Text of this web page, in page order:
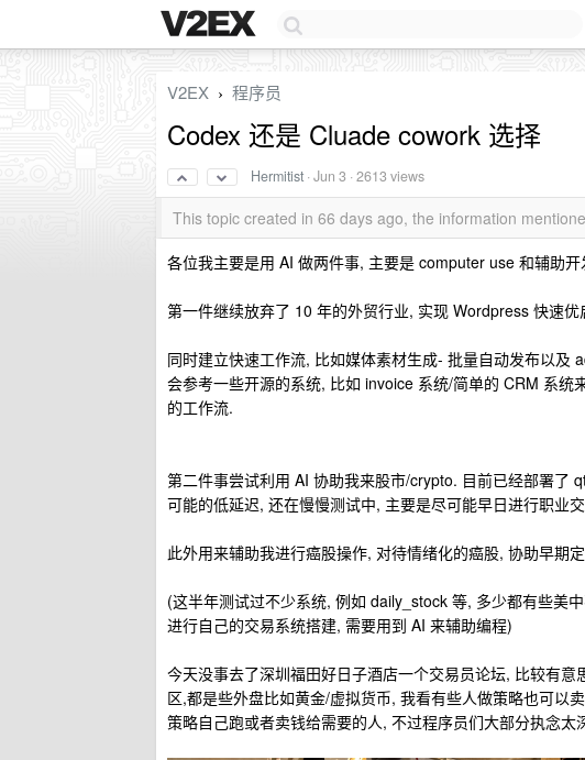
V2EX › 程序员
Codex 还是 Cluade cowork 选择
Hermitist ·Jun 3 · 2613 views
This topic created in 66 days ago, the information
各位我主要是用 AI 做两件事, 主要是 computer use 和辅助
第一件继续放弃了 10 年的外贸行业, 实现 Wordpress 快速优
同时建立快速工作流, 比如媒体素材生成- 批量自动发布以及
会参考一些开源的系统, 比如 invoice 系统/简单的 CRM 系
的工作流.
第二件事尝试利用 AI 协助我来股市/crypto. 目前已经部署了
可能的低延迟, 还在慢慢测试中, 主要是尽可能早日进行职业
此外用来辅助我进行癌股操作, 对待情绪化的癌股, 协助早期
(这半年测试过不少系统, 例如 daily_stock 等, 多少都有些美
进行自己的交易系统搭建, 需要用到 AI 来辅助编程)
今天没事去了深圳福田好日子酒店一个交易员论坛, 比较有
区,都是些外盘比如黄金/虚拟货币, 我看有些人做策略也可以
策略自己跑或者卖钱给需要的人, 不过程序员们大部分执念太